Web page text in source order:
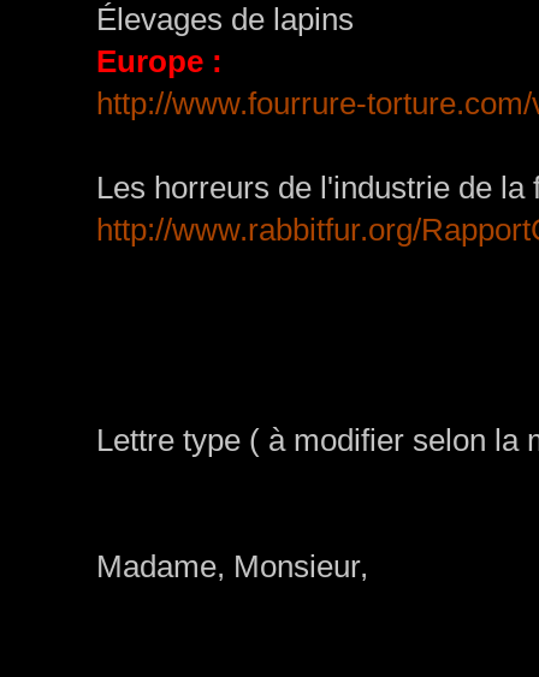
Élevages de lapins
Europe :
http://www.fourrure-
Les horreurs de l'industrie de la
http://www.rabbitfur.org/
Lettre type ( à modifier selon la
Madame, Monsieur,